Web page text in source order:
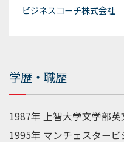
ビジネスコーチ株式会
学歴・職歴
1987年 上智大学文学部英
1995年 マンチェスター